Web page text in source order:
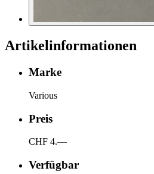
Artikelinformationen
Marke
Various
Preis
CHF 4.—
Verfügbar